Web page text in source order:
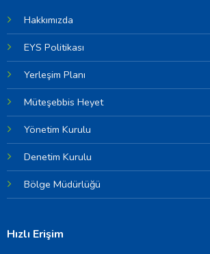
Hakkımızda
EYS Politikası
Yerleşim Planı
Müteşebbis Heyet
Yönetim Kurulu
Denetim Kurulu
Bölge Müdürlüğü
Hızlı Erişim